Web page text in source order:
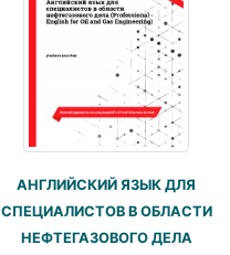
АНГЛИЙСКИЙ ЯЗЫК ДЛЯ
СПЕЦИАЛИСТОВ В ОБЛАСТИ
НЕФТЕГАЗОВОГО ДЕЛА